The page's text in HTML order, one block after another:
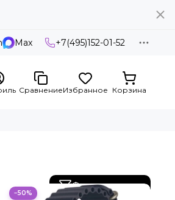
Max +7(495)152-01-52
СравнениеИзбранное Корзина
Фильтр товаров
−50%